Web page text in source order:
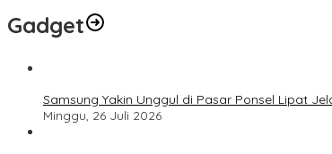
Gadget
Samsung Yakin Unggul di Pasar Ponsel Lipat
Minggu, 26 Juli 2026